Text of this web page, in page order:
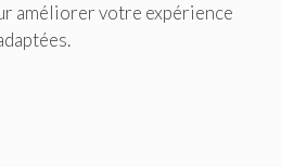
améliorer votre expérience